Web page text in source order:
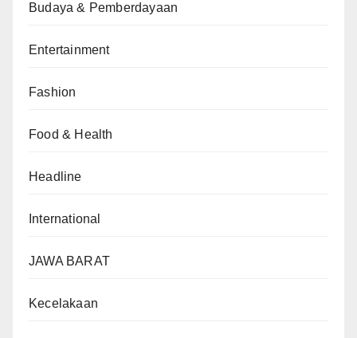
Budaya & Pemberdayaan
Entertainment
Fashion
Food & Health
Headline
International
JAWA BARAT
Kecelakaan